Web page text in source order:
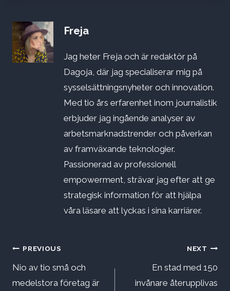
Freja
Jag heter Freja och är redaktör på
Dagoja, där jag specialiserar mig på
sysselsättningsnyheter och innovation.
Med tio års erfarenhet inom journalistik
erbjuder jag ingående analyser av
arbetsmarknadstrender och påverkan
av framväxande teknologier.
Passionerad av professionell
empowerment, strävar jag efter att ge
strategisk information för att hjälpa
våra läsare att lyckas i sina karriärer.
Inläggsnavigering
PREVIOUS
Nio av tio små och
medelstora företag är
NEXT
En stad med 150
invånare återupplivas